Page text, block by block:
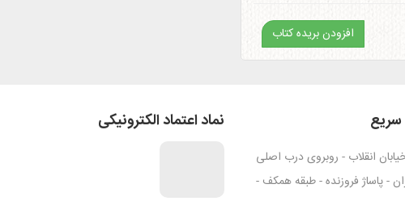
افزودن بریده کتاب
انقلاب - روبروی درب اصلی
- پاساژ فروزنده - طبقه همکف -
نماد اعتماد الکترونیکی